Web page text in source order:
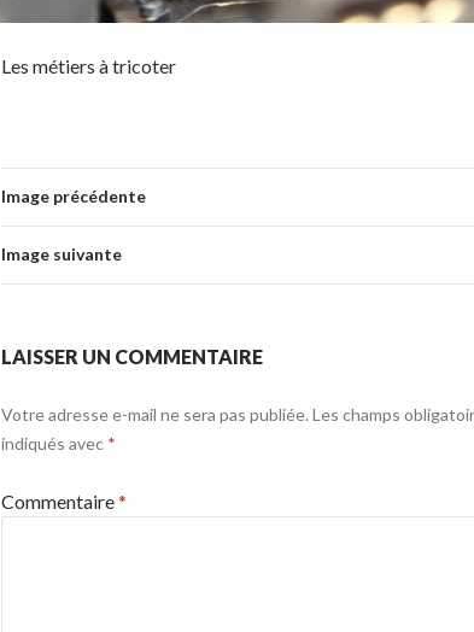
Les métiers à tricoter
Image précédente
Image suivante
LAISSER UN COMMENTAIRE
Votre adresse e-mail ne sera pas publiée. Les champs
indiqués avec *
Commentaire*